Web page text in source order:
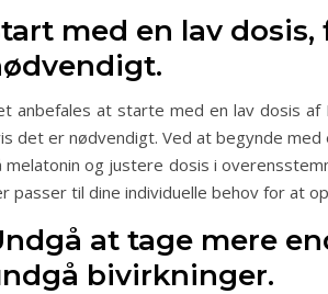
med en lav dosis,
anbefales at starte med en lav dosis
det er nødvendigt. Ved at begynde
melatonin og justere dosis i
passer til dine individuelle behov for at
at tage mere
bivirkninger.